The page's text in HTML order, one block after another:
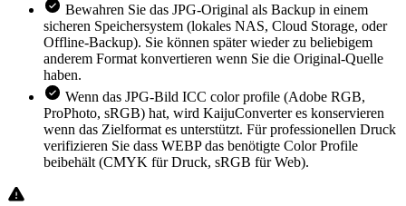
Bewahren Sie das JPG-Original als Backup in einem
sicheren Speichersystem (lokales NAS, Cloud Storage, oder
Offline-Backup). Sie können später wieder zu beliebigem
anderem Format konvertieren wenn Sie die Original-Quelle
haben.
Wenn das JPG-Bild ICC color profile (Adobe RGB,
ProPhoto, sRGB) hat, wird KaijuConverter es konservieren
wenn das Zielformat es unterstützt. Für professionellen Druck
verifizieren Sie dass WEBP das benötigte Color Profile
beibehält (CMYK für Druck, sRGB für Web).